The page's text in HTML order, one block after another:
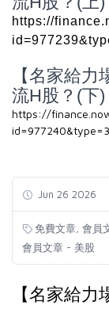
https://
【名家給
流H股？(下)
https://
Jun 26 2026
免費文章 會員
會員文章 - 美股
【名家給